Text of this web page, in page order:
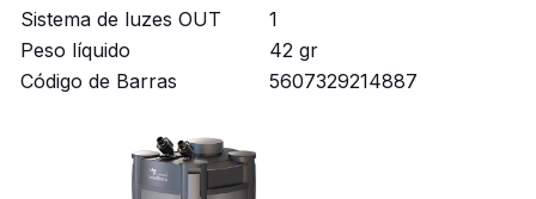
Sistema de luzes OUT
1
Peso líquido
42 gr
Código de Barras
5607329214887